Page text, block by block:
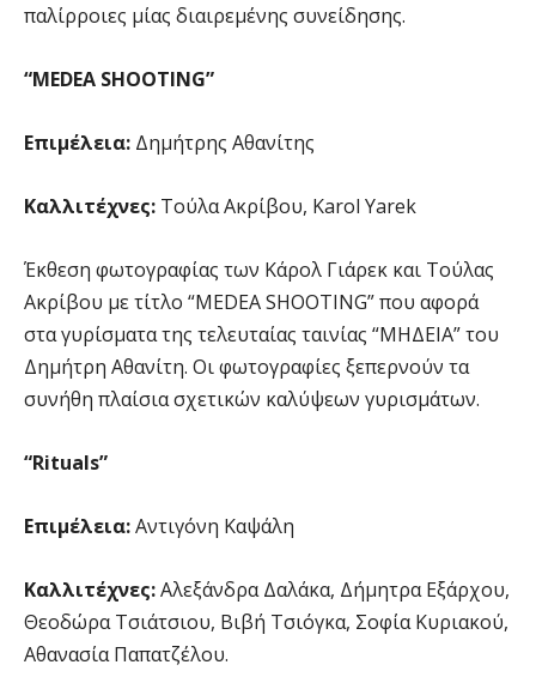
παλίρροιες μίας διαιρεμένης συνείδησης.
“MEDEA SHOOTING”
Επιμέλεια: Δημήτρης Αθανίτης
Καλλιτέχνες: Τούλα Ακρίβου, Karol Yarek
Έκθεση φωτογραφίας των Κάρολ Γιάρεκ και Τούλας
Ακρίβου με τίτλο “MEDEA SHOOTING” που αφορά
στα γυρίσματα της τελευταίας ταινίας “ΜΗΔΕΙΑ” του
Δημήτρη Αθανίτη. Οι φωτογραφίες ξεπερνούν τα
συνήθη πλαίσια σχετικών καλύψεων γυρισμάτων.
“Rituals”
Επιμέλεια:Αντιγόνη Καψάλη
Καλλιτέχνες:Αλεξάνδρα Δαλάκα, Δήμητρα Εξάρχου,
Θεοδώρα Τσιάτσιου, Βιβή Τσιόγκα, Σοφία Κυριακού,
Αθανασία Παπατζέλου.